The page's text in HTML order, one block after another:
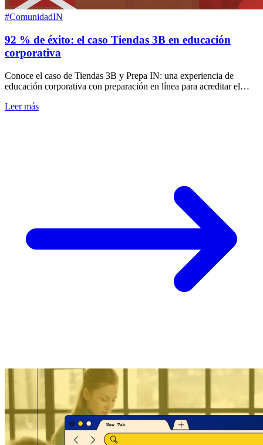
#ComunidadIN
92 % de éxito: el caso Tiendas 3B en educación
corporativa
Conoce el caso de Tiendas 3B y Prepa IN: una experiencia de
educación corporativa con preparación en línea para acreditar el
Leer más